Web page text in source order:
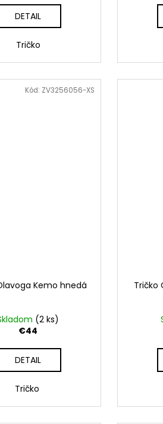
DETAIL
Tričko
Kemo hnedá
(2 ks)
€44
DETAIL
Tričko
Kód: ZV3256056-XS
Tričko